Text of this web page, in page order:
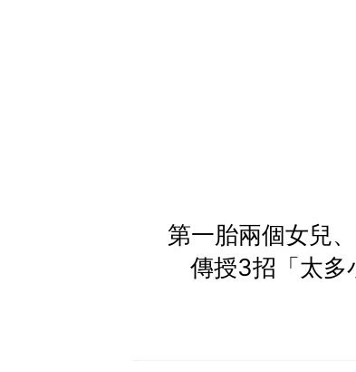
第一胎兩個女兒
傳授3招「太多